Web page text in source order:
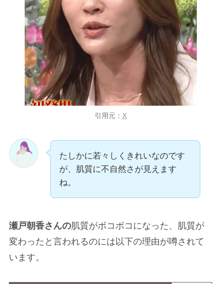
引用元： X
たしかに若々しくきれいなのです
が、肌質に不自然さが見えます
ね。
瀬戸朝香さんの肌質がボコボコになった、肌質が
変わったと言われるのには以下の理由が噂されて
います。